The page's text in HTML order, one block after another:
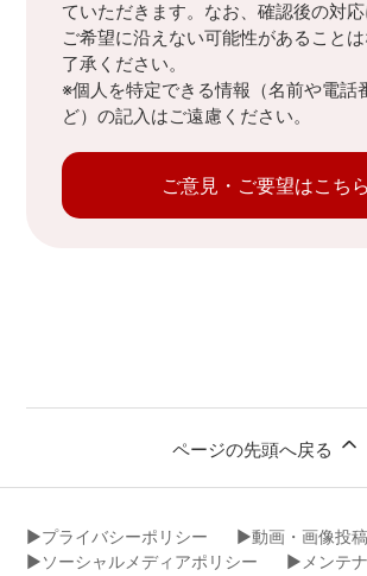
ていただきます。なお、確認後の対応
ご希望に沿えない可能性があること
了承ください。
※個人を特定できる情報（名前や電話
ど）の記入はご遠慮ください。
ご意見・ご要望はこちら
ページの先頭へ戻る
▶︎プライバシーポリシー
▶︎動画・画像投
▶︎ソーシャルメディアポリシー
▶︎メンテ